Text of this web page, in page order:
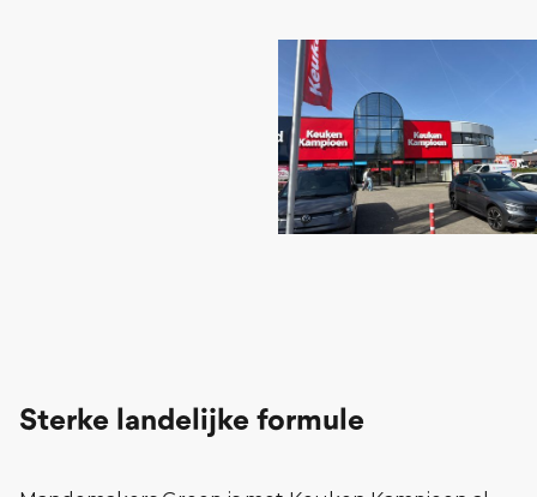
Sterke landelijke formule